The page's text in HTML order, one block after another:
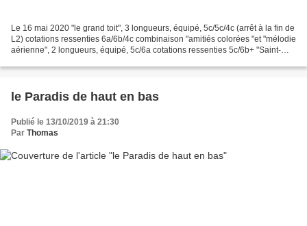
Le 16 mai 2020 "le grand toit", 3 longueurs, équipé, 5c/5c/4c (arrêt à la fin de
L2) cotations ressenties 6a/6b/4c combinaison "amitiés colorées "et "mélodie
aérienne", 2 longueurs, équipé, 5c/6a cotations ressenties 5c/6b+ "Saint-
le Paradis de haut en bas
Publié le 13/10/2019 à 21:30
Par Thomas